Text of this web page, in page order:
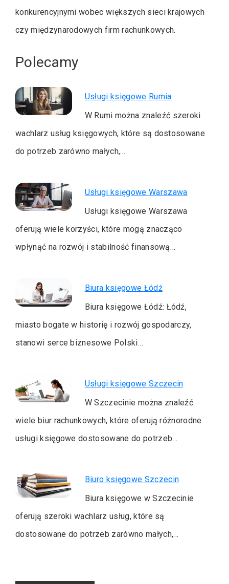
konkurencyjnymi wobec większych sieci krajowych
czy międzynarodowych firm rachunkowych.
Polecamy
Usługi księgowe Rumia
W Rumi można znaleźć szeroki
wachlarz usług księgowych, które są dostosowane
do potrzeb zarówno małych,…
Usługi księgowe Warszawa
Usługi księgowe Warszawa
oferują wiele korzyści, które mogą znacząco
wpłynąć na rozwój i stabilność finansową…
Biura księgowe Łódź
Biura księgowe Łódź: Łódź,
miasto bogate w historię i rozwój gospodarczy,
stanowi serce biznesowe Polski…
Usługi księgowe Szczecin
W Szczecinie można znaleźć
wiele biur rachunkowych, które oferują różnorodne
usługi księgowe dostosowane do potrzeb…
Biuro księgowe Szczecin
Biura księgowe w Szczecinie
oferują szeroki wachlarz usług, które są
dostosowane do potrzeb zarówno małych,…